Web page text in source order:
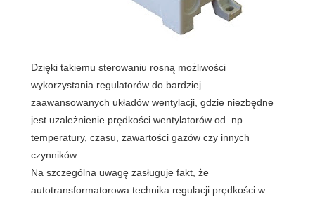
Dzięki takiemu sterowaniu rosną możliwości
wykorzystania regulatorów do bardziej
zaawansowanych układów wentylacji, gdzie niezbędne
jest uzależnienie prędkości wentylatorów od np.
temperatury, czasu, zawartości gazów czy innych
czynników.
Na szczególna uwagę zasługuje fakt, że
autotransformatorowa technika regulacji prędkości w